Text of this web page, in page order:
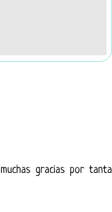
gracias por tanta